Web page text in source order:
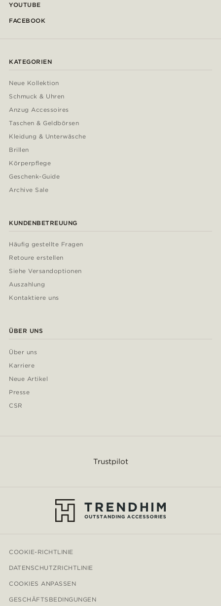
YOUTUBE
FACEBOOK
KATEGORIEN
Neue Kollektion
Schmuck & Uhren
Anzug Accessoires
Taschen & Geldbörsen
Kleidung & Unterwäsche
Brillen
Körperpflege
Geschenk-Guide
Archive Sale
KUNDENBETREUUNG
Häufig gestellte Fragen
Retoure erstellen
Siehe Versandoptionen
Auszahlung
Kontaktiere uns
ÜBER UNS
Über uns
Karriere
Neue Artikel
Presse
CSR
Trustpilot
COOKIE-RICHTLINIE
DATENSCHUTZRICHTLINIE
COOKIES ANPASSEN
GESCHÄFTSBEDINGUNGEN